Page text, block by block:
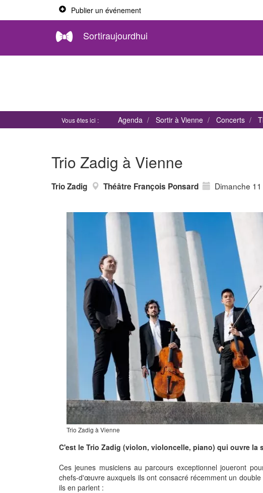
Publier un événement
Sortiraujourdhui
Vous êtes ici : Agenda Sortir à Vienne Concerts
Trio Zadig à Vienne
Trio Zadig Théâtre François Ponsard Dimanche
Trio Zadig à Vienne
C'est le Trio Zadig (violon, violoncelle, piano) qui ouvre la
Ces jeunes musiciens au parcours exceptionnel joueront
chefs-d'œuvre auxquels ils ont consacré récemment un
ils en parlent :